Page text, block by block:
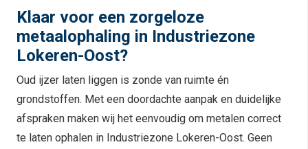
Klaar voor een zorgeloze
metaalophaling in Industriezone
Lokeren-Oost?
Oud ijzer laten liggen is zonde van ruimte én
grondstoffen. Met een doordachte aanpak en duidelijke
afspraken maken wij het eenvoudig om metalen correct
te laten ophalen in Industriezone Lokeren-Oost. Geen